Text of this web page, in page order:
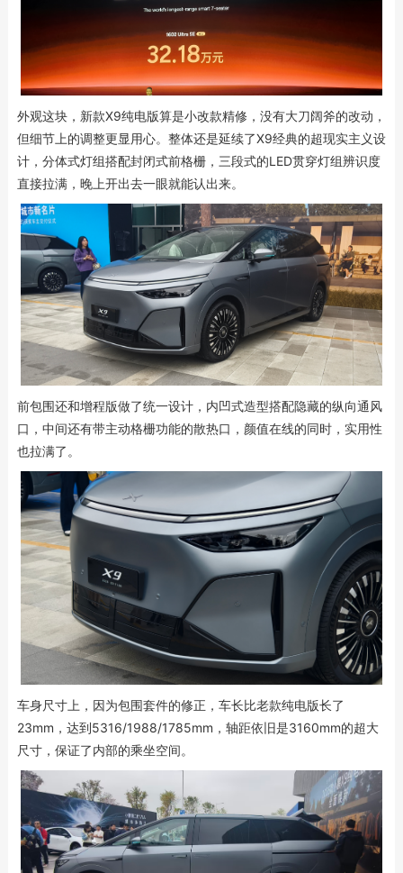
外观这块，新款X9纯电版算是小改款精修，没有大刀阔斧的改动，
但细节上的调整更显用心。整体还是延续了X9经典的超现实主义设
计，分体式灯组搭配封闭式前格栅，三段式的LED贯穿灯组辨识度
直接拉满，晚上开出去一眼就能认出来。
前包围还和增程版做了统一设计，内凹式造型搭配隐藏的纵向通风
口，中间还有带主动格栅功能的散热口，颜值在线的同时，实用性
也拉满了。
车身尺寸上，因为包围套件的修正，车长比老款纯电版长了
23mm，达到5316/1988/1785mm，轴距依旧是3160mm的超大
尺寸，保证了内部的乘坐空间。